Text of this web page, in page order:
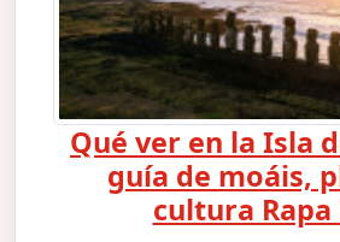
Qué ver en la Isla
guía de moáis,
cultura Rapa